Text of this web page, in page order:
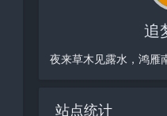
追
夜来草木见露水，鸿雁
站点统计